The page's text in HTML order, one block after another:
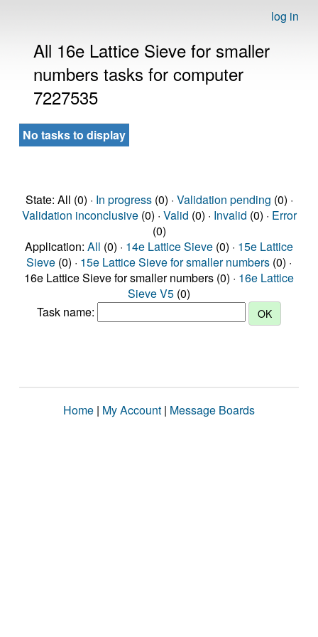
log in
All 16e Lattice Sieve for smaller
numbers tasks for computer
7227535
No tasks to display
State: All (0) · In progress(0) · Validation pending (0) ·
Validation inconclusive(0) · Valid (0) · Invalid (0) · Error
(0)
Application: All (0) · 14e Lattice Sieve (0) · 15e Lattice
Sieve (0) · 15e Lattice Sieve for smaller numbers (0) ·
16e Lattice Sieve for smaller numbers (0) · 16e Lattice
Sieve V5 (0)
Task name:
Home | My Account | Message Boards